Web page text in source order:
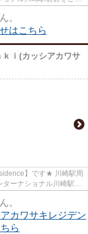
。
はこちら
ｉ(カッシアカワサ
】です★ 川崎駅周
ーナショナル川崎駅前
。
カワサキレジデン
ら